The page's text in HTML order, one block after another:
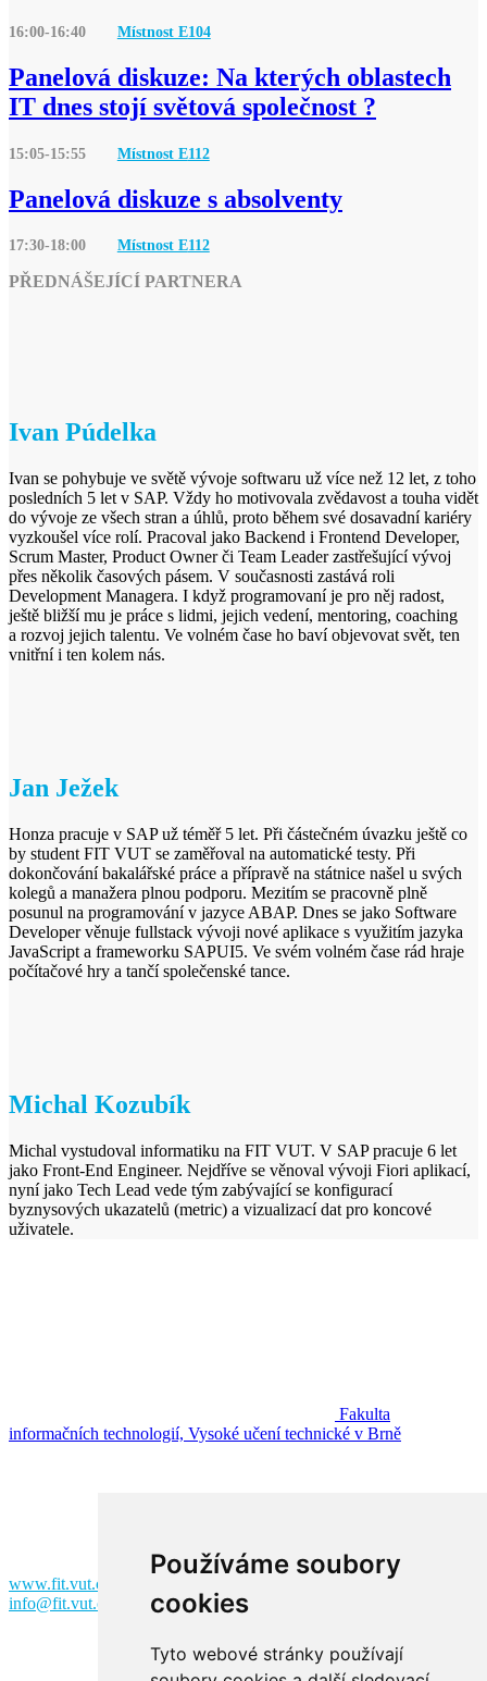
Používáme soubory
cookies
Tyto webové stránky používají
16:00-16:40 Místnost E104
Panelová diskuze: Na kterých oblastech
IT dnes stojí světová společnost ?
15:05-15:55 Místnost E112
Panelová diskuze s absolventy
17:30-18:00 Místnost E112
PŘEDNÁŠEJÍCÍ PARTNERA
Ivan Púdelka
Ivan se pohybuje ve světě vývoje softwaru už více než 12 let, z toho
posledních 5 let v SAP. Vždy ho motivovala zvědavost a touha vidět
do vývoje ze všech stran a úhlů, proto během své dosavadní kariéry
vyzkoušel více rolí. Pracoval jako Backend i Frontend Developer,
Scrum Master, Product Owner či Team Leader zastřešující vývoj
přes několik časových pásem. V současnosti zastává roli
Development Managera. I když programovaní je pro něj radost,
ještě bližší mu je práce s lidmi, jejich vedení, mentoring, coaching
a rozvoj jejich talentu. Ve volném čase ho baví objevovat svět, ten
vnitřní i ten kolem nás.
Jan Ježek
Honza pracuje v SAP už téměř 5 let. Při částečném úvazku ještě co
by student FIT VUT se zaměřoval na automatické testy. Při
dokončování bakalářské práce a přípravě na státnice našel u svých
kolegů a manažera plnou podporu. Mezitím se pracovně plně
posunul na programování v jazyce ABAP. Dnes se jako Software
Developer věnuje fullstack vývoji nové aplikace s využitím jazyka
JavaScript a frameworku SAPUI5. Ve svém volném čase rád hraje
počítačové hry a tančí společenské tance.
Michal Kozubík
Michal vystudoval informatiku na FIT VUT. V SAP pracuje 6 let
jako Front-End Engineer. Nejdříve se věnoval vývoji Fiori aplikací,
nyní jako Tech Lead vede tým zabývající se konfigurací
byznysových ukazatelů (metric) a vizualizací dat pro koncové
uživatele.
Fakulta
informačních technologií, Vysoké učení technické v Brně
www.fit.vut.cz
info@fit.vut.cz